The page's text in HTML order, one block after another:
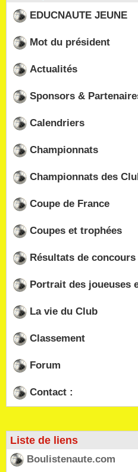
EDUCNAUTE JEUNE
Mot du président
Actualités
Sponsors &
Calendriers
Championnats
Championnats des
Coupe de France
Coupes et trophées
Résultats de concours
Portrait des joueuses
La vie du Club
Classement
Forum
Contact :
Liste de liens
Boulistenaute.com